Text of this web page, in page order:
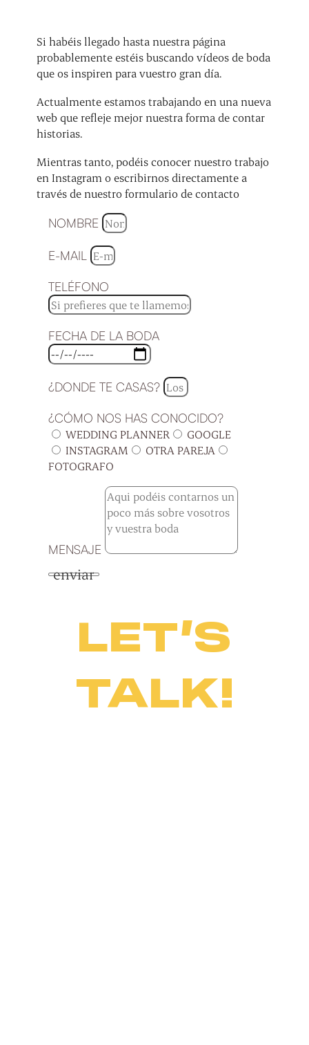
Si habéis llegado hasta nuestra página
probablemente estéis buscando vídeos de boda
que os inspiren para vuestro gran día.
Actualmente estamos trabajando en una nueva
web que refleje mejor nuestra forma de contar
historias.
Mientras tanto, podéis conocer nuestro trabajo
en Instagram o escribirnos directamente a
través de nuestro formulario de contacto
NOMBRE
E-MAIL
TELÉFONO
FECHA DE LA BODA
¿DONDE TE CASAS?
¿CÓMO NOS HAS CONOCIDO?
WEDDING PLANNER
GOOGLE
INSTAGRAM
OTRA PAREJA
FOTOGRAFO
MENSAJE
enviar
LET’S
TALK!